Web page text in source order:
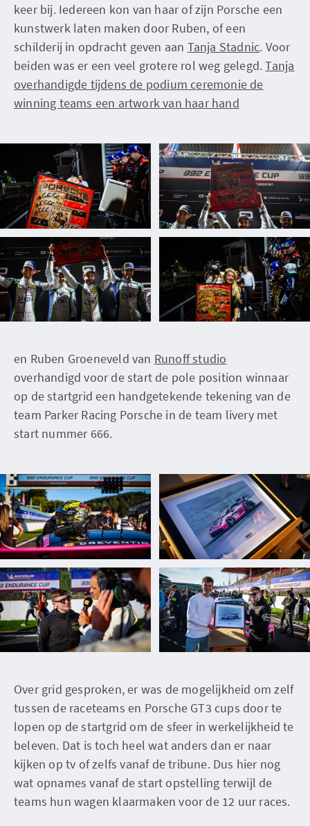
keer bij. Iedereen kon van haar of zijn Porsche een
kunstwerk laten maken door Ruben, of een
schilderij in opdracht geven aan Tanja Stadnic. Voor
beiden was er een veel grotere rol weg gelegd.Tanja
overhandigde tijdens de podium ceremonie de
winning teams een artwork van haar hand
en Ruben Groeneveld van Runoff studio
overhandigd voor de start de pole position winnaar
op de startgrid een handgetekende tekening van de
team Parker Racing Porsche in de team livery met
start nummer 666.
Over grid gesproken, er was de mogelijkheid om zelf
tussen de raceteams en Porsche GT3 cups door te
lopen op de startgrid om de sfeer in werkelijkheid te
beleven. Dat is toch heel wat anders dan er naar
kijken op tv of zelfs vanaf de tribune. Dus hier nog
wat opnames vanaf de start opstelling terwijl de
teams hun wagen klaarmaken voor de 12 uur races.